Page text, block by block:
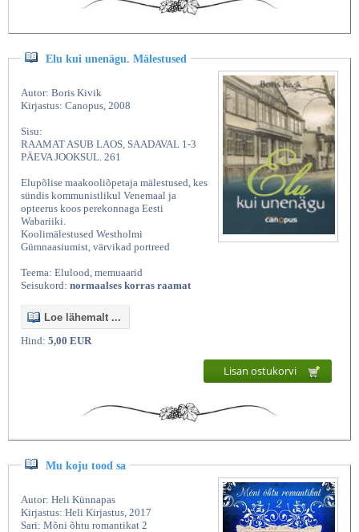
Elu kui unenägu. Mälestused
Autor: Boris Kivik
Kirjastus: Canopus, 2008
Sisu:
RAAMAT ASUB LAOS, SAADAVAL 1-3
PÄEVA JOOKSUL. 261
Elupõlise maakooliõpetaja mälestused, kes
sündis kommunistlikul Venemaal ja
opteerus koos perekonnaga Eesti
Wabariiki.
Koolimälestused Westholmi
Gümnaasiumist, värvikad portreed
Teema: Elulood, memuaarid
Seisukord: normaalses korras raamat
Loe lähemalt ...
Hind: 5,00 EUR
Lisan ostukorvi
Mu koju tood sa
Autor: Heli Künnapas
Kirjastus: Heli Kirjastus, 2017
Sari: Mõni õhtu romantikat 2